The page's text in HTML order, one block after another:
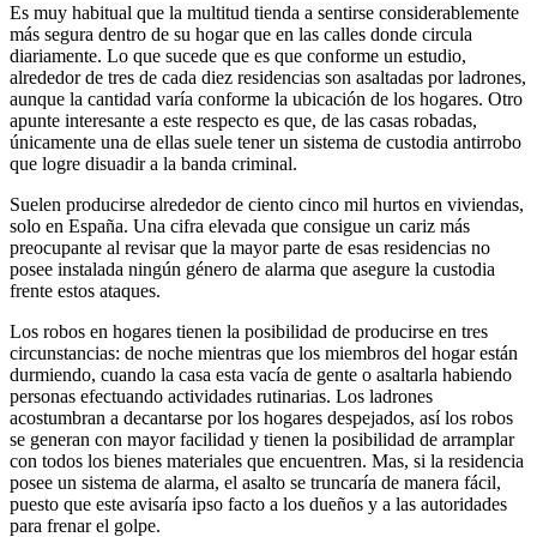
Es muy habitual que la multitud tienda a sentirse considerablemente
más segura dentro de su hogar que en las calles donde circula
diariamente. Lo que sucede que es que conforme un estudio,
alrededor de tres de cada diez residencias son asaltadas por ladrones,
aunque la cantidad varía conforme la ubicación de los hogares. Otro
apunte interesante a este respecto es que, de las casas robadas,
únicamente una de ellas suele tener un sistema de custodia antirrobo
que logre disuadir a la banda criminal.
Suelen producirse alrededor de ciento cinco mil hurtos en viviendas,
solo en España. Una cifra elevada que consigue un cariz más
preocupante al revisar que la mayor parte de esas residencias no
posee instalada ningún género de alarma que asegure la custodia
frente estos ataques.
Los robos en hogares tienen la posibilidad de producirse en tres
circunstancias: de noche mientras que los miembros del hogar están
durmiendo, cuando la casa esta vacía de gente o asaltarla habiendo
personas efectuando actividades rutinarias. Los ladrones
acostumbran a decantarse por los hogares despejados, así los robos
se generan con mayor facilidad y tienen la posibilidad de arramplar
con todos los bienes materiales que encuentren. Mas, si la residencia
posee un sistema de alarma, el asalto se truncaría de manera fácil,
puesto que este avisaría ipso facto a los dueños y a las autoridades
para frenar el golpe.